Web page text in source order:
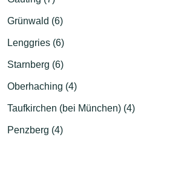
Grünwald (6)
Lenggries (6)
Starnberg (6)
Oberhaching (4)
Taufkirchen (bei München) (4)
Penzberg (4)